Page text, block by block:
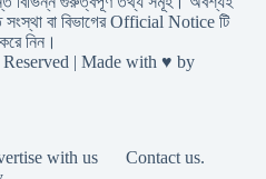
বা বিভাগের Official Notice টি
নিন।
| Made with ♥ by
with us
Contact us.